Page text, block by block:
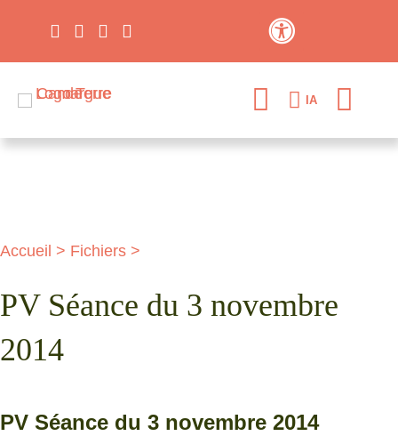
IA
Accueil > Fichiers >
PV Séance du 3 novembre
2014
PV Séance du 3 novembre 2014